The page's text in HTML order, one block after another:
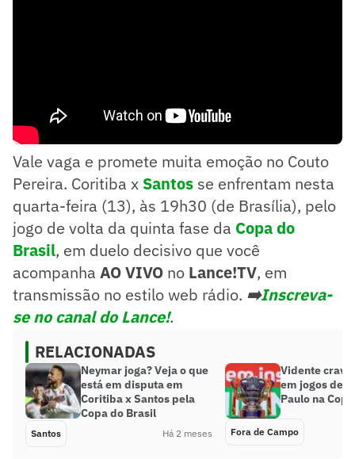
Vale vaga e promete muita emoção no Couto
Pereira. Coritiba x Santos se enfrentam nesta
quarta-feira (13), às 19h30 (de Brasília), pelo
jogo de volta da quinta fase da Copa do
Brasil, em duelo decisivo que você
acompanha AO VIVO no Lance!TV, em
transmissão no estilo web rádio. ➡️Inscreva-
se no canal do Lance!.
RELACIONADAS
Neymar joga? Veja o que
está em disputa em
Coritiba x Santos pela
Copa do Brasil
Santos Há 2 meses
Vidente
em jogos de
Paulo na
Fora de Campo